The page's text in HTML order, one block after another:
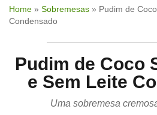
Home » Sobremesas » Pudim de
Condensado
Pudim de Coco
e Sem Leite
Uma sobremesa